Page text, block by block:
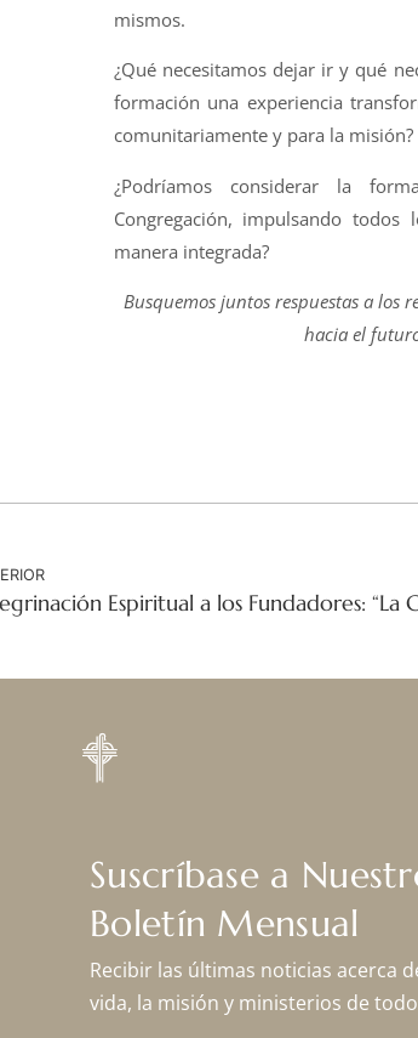
mismos.
¿Qué necesitamos dejar ir y qué
formación una experiencia
comunitariamente y para la misión?
¿Podríamos considerar la
Congregación, impulsando
manera integrada?
Busquemos juntos respuestas a los
hacia el
Suscríbase a
Boletín Mensual
Recibir las últimas noticias acerca
vida, la misión y ministerios de